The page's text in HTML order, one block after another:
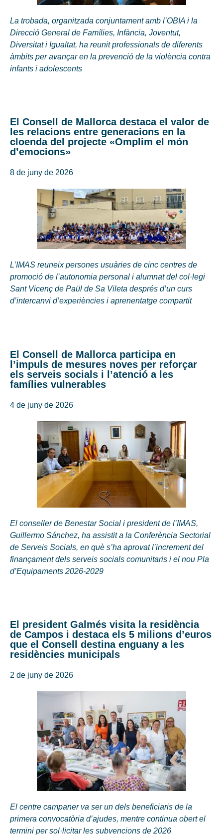
La trobada, organitzada conjuntament amb l’OBIA i la
Direcció General de Famílies, Infància, Joventut,
Diversitat i Igualtat, ha reunit professionals de diferents
àmbits per avançar en la prevenció de la violència contra
infants i adolescents
El Consell de Mallorca destaca el valor de
les relacions entre generacions en la
cloenda del projecte «Omplim el món
d’emocions»
8 de juny de 2026
L’IMAS reuneix persones usuàries de cinc centres de
promoció de l’autonomia personal i alumnat del col·legi
Sant Vicenç de Paül de Sa Vileta després d’un curs
d’intercanvi d’experiències i aprenentatge compartit
El Consell de Mallorca participa en
l’impuls de mesures noves per reforçar
els serveis socials i l’atenció a les
famílies vulnerables
4 de juny de 2026
El conseller de Benestar Social i president de l’IMAS,
Guillermo Sánchez, ha assistit a la Conferència Sectorial
de Serveis Socials, en què s’ha aprovat l’increment del
finançament dels serveis socials comunitaris i el nou Pla
d’Equipaments 2026-2029
El president Galmés visita la residència
de Campos i destaca els 5 milions d’euros
que el Consell destina enguany a les
residències municipals
2 de juny de 2026
El centre campaner va ser un dels beneficiaris de la
primera convocatòria d’ajudes, mentre continua obert el
termini per sol·licitar les subvencions de 2026